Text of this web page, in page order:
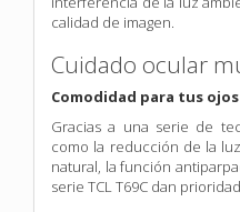
calidad de imagen.
Cuidado ocular
Comodidad para tus ojos
Gracias a una serie de
como la reducción de la
natural, la función
serie TCL T69C dan